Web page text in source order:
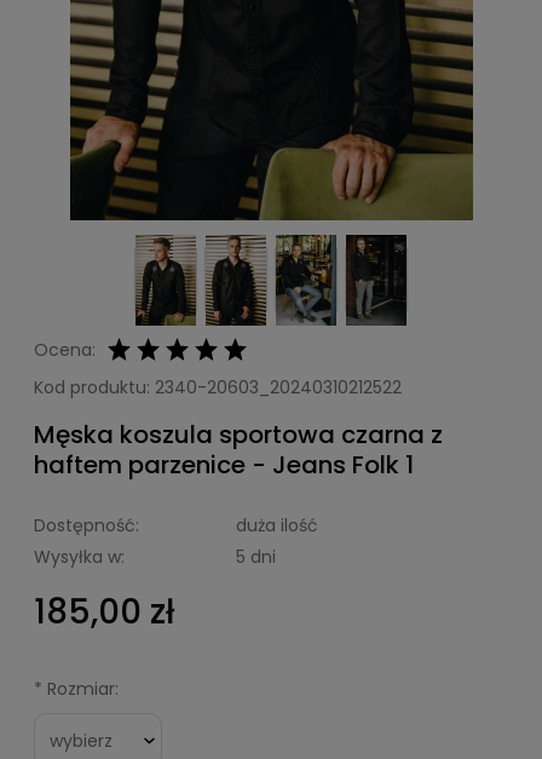
Ocena:
Kod produktu: 2340-20603_20240310212522
Męska koszula sportowa czarna z
haftem parzenice - Jeans Folk 1
Dostępność:
duża ilość
Wysyłka w:
5 dni
185,00 zł
* Rozmiar: